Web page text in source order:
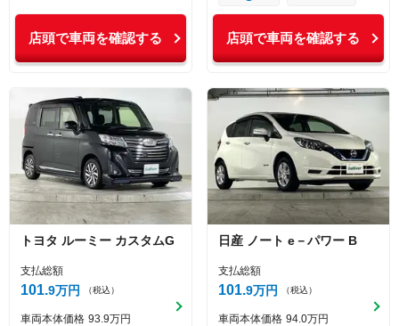
店頭で車両を確認する 店頭で車両を確認する
トヨタ ルーミー カスタムG
支払総額
101 9万円 （税込）
車両本体価格 93 9万円
日産 ノート e－パワー B
支払総額
101 9万円 （税込）
車両本体価格 94 0万円